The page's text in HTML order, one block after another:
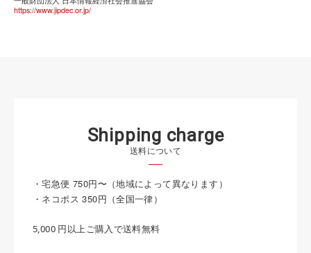
https://www.jipdec.or.jp/
Shipping charge
送料について
・宅急便 750円〜（地域によって異なります）
・ネコポス 350円（全国一律）
5,000 円以上ご購入で送料無料